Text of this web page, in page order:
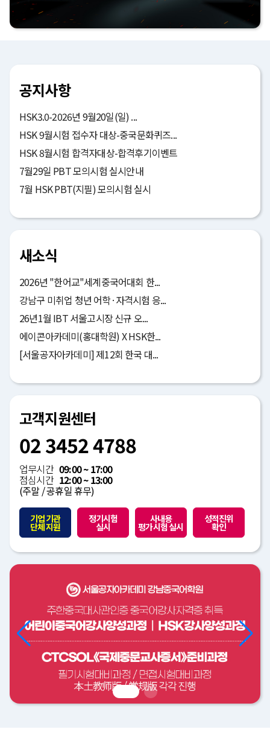
공지사항
HSK3.0-2026년 9월20일(일) ...
HSK 9월시험 접수자 대상-중국문화퀴즈...
HSK 8월시험 합격자대상-합격후기이벤트
7월29일 PBT 모의시험 실시안내
7월 HSK PBT(지필) 모의시험 실시
새소식
2026년 "한어교"세계중국어대회 한...
강남구 미취업 청년 어학·자격시험 응...
26년1월 IBT 서울고시장 신규 오...
에이콘아카데미(홍대학원) X HSK한...
[서울공자아카데미] 제12회 한국 대...
고객지원센터
02 3452 4788
업무시간 09:00 ~ 17:00
점심시간 12:00 ~ 13:00
(주말 / 공휴일 휴무)
기업 기관
단체 지원
정기시험
실시
사내용
평가시험 실시
성적진위
확인